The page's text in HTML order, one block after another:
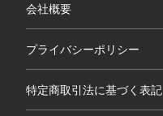
会社概要
プライバシーポリシー
特定商取引法に基づく表記